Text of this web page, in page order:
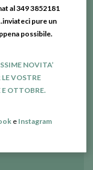
al 349 3852181
pure un
possibile.
NOVITA’
VOSTRE
OTTOBRE.
e Instagram